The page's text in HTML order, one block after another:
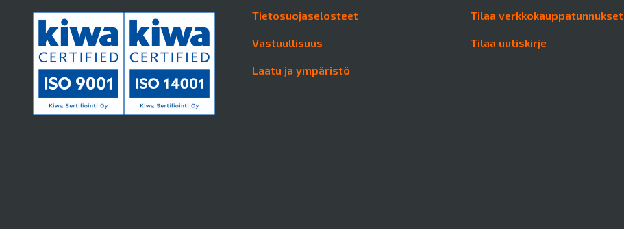
Tietosuojaselosteet
Vastuullisuus
Laatu ja ympäristö
Tilaa verkkokauppatunnukset
Tilaa uutiskirje